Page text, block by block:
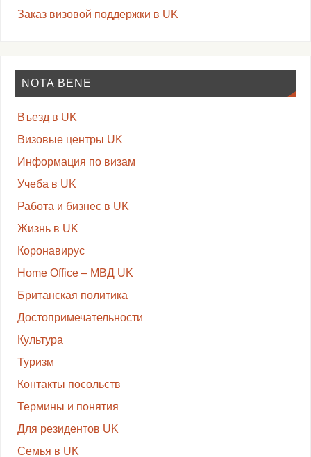
Заказ визовой поддержки в UK
NOTA BENE
Въезд в UK
Визовые центры UK
Информация по визам
Учеба в UK
Работа и бизнес в UK
Жизнь в UK
Коронавирус
Home Office – МВД UK
Британская политика
Достопримечательности
Культура
Туризм
Контакты посольств
Термины и понятия
Для резидентов UK
Семья в UK